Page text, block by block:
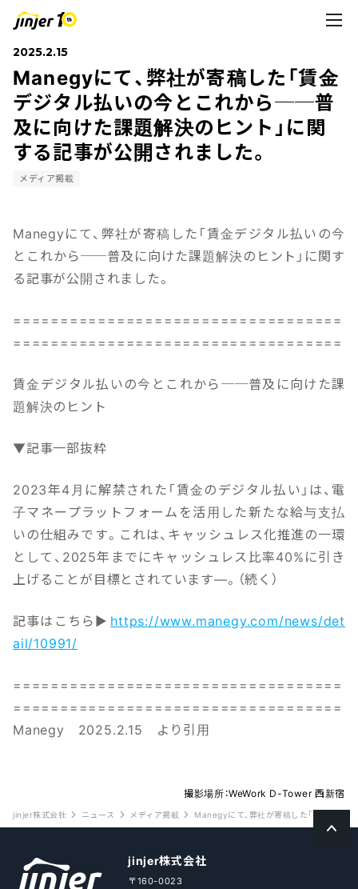
2025.2.15
Manegyにて、弊社が寄稿した「賃金
デジタル払いの今とこれから──普
及に向けた課題解決のヒント」に関
する記事が公開されました。
メディア掲載
Manegyにて、弊社が寄稿した「賃金デジタル払いの今
とこれから──普及に向けた課題解決のヒント」に関す
る記事が公開されました。
===================================
===================================
賃金デジタル払いの今とこれから──普及に向けた課
題解決のヒント
▼記事一部抜粋
2023年4月に解禁された「賃金のデジタル払い」は、電
子マネープラットフォームを活用した新たな給与支払
いの仕組みです。これは、キャッシュレス化推進の一環
として、2025年までにキャッシュレス比率40%に引き
上げることが目標とされています―。（続く）
記事はこちら▶ https://www.manegy.com/news/det
ail/10991/
===================================
===================================
Manegy 2025.2.15 より引用
jinjer株式会社 ニュース メディア掲載 Manegyにて、弊社が寄稿した「賃金デジ
撮影場所：WeWork D-Tower 西新宿
jinjer株式会社
〒160-0023